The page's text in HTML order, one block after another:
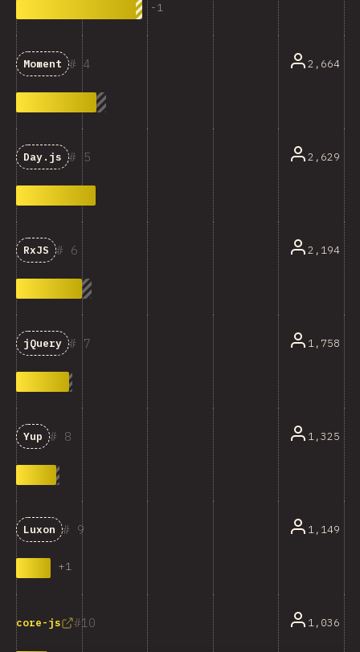
-1
4
Moment 2,664
5
Day.js 2,629
6
RxJS 2,194
7
jQuery 1,758
8
Yup 1,325
9
Luxon
+1
1,149
10
core-js 1,036